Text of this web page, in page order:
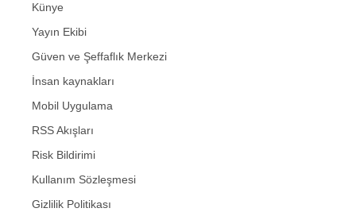
Künye
Yayın Ekibi
Güven ve Şeffaflık Merkezi
İnsan kaynakları
Mobil Uygulama
RSS Akışları
Risk Bildirimi
Kullanım Sözleşmesi
Gizlilik Politikası